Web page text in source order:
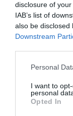
disclosure of
IAB’s list of
also be disclosed
Downstream
Personal
I want to
personal
Opted In
Giornalista,
TORNA